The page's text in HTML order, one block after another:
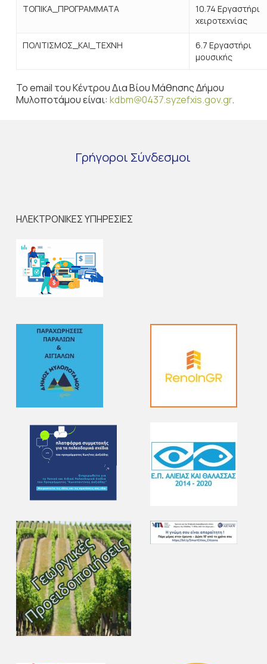
ΤΟΠΙΚΑ_ΠΡΟΓΡΑΜΜΑΤΑ
10.74 Εργαστήρι
χειροτεχνίας
ΠΟΛΙΤΙΣΜΟΣ_ΚΑΙ_ΤΕΧΝΗ
6.7 Εργαστήρι
μουσικής
Το email του Κέντρου Δια Βίου Μάθησης Δήμου
Μυλοποτάμου είναι: kdbm@0437.syzefxis.gov.gr.
Γρήγοροι Σύνδεσμοι
ΗΛΕΚΤΡΟΝΙΚΕΣ ΥΠΗΡΕΣΙΕΣ